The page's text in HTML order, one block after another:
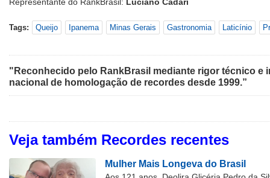
Tags: Queijo Ipanema Minas Gerais Gastronomia Laticínio
"Reconhecido pelo RankBrasil mediante rigor técnico e
nacional de homologação de recordes desde 1999.”
Veja também Recordes recentes
Mulher Mais Longeva do Brasil